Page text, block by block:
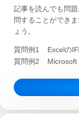
記事を読んでも問
問することができ
ょう。
質問例1
Excelの
質問例2
Microsoft